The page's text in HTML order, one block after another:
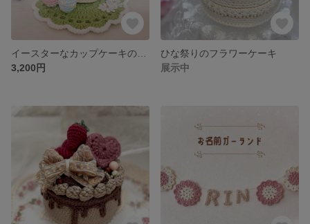
3,200円
ひな祭りのフラワーケーキ
展示中